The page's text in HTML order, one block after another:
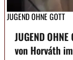
JUGEND OHNE GOTT
JUGEND
von Horváth